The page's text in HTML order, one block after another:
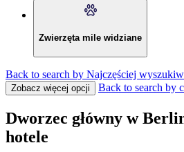
Zwierzęta mile widziane
Back to search by Najczęściej
Zobacz więcej opcji Back to search by
Dworzec główny w
hotele